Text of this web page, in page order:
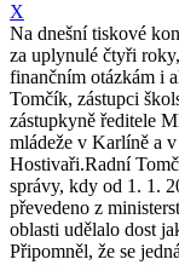
X
Na dnešní tiskové
za uplynulé čtyři
finančním otázkám i
Tomčík, zástupci
zástupkyně ředitele
mládeže v Karlíně a
Hostivaři.Radní
správy, kdy od 1. 1.
převedeno z
oblasti udělalo dost
Připomněl, že se